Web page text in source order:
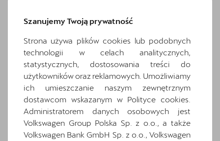
CUPRA Terramar
1.5 eTSI 150 KM
Rabat: 33 160 zł
Cena w kredycie 3x0%:
186742 zł
Szanujemy Twoją prywatność
Strona używa plików cookies lub podobnych
technologii w celach analitycznych,
statystycznych, dostosowania treści do
użytkowników oraz reklamowych. Umożliwiamy
ich umieszczanie naszym zewnętrznym
dostawcom wskazanym w Polityce cookies.
Administratorem danych osobowych jest
Volkswagen Group Polska Sp. z o.o., a także
Volkswagen Bank GmbH Sp. z o.o., Volkswagen